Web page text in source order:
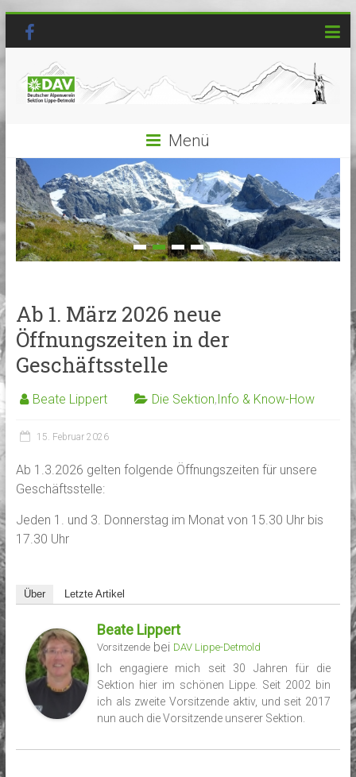
Menü
Ab 1. März 2026 neue
Öffnungszeiten in der
Geschäftsstelle
Beate Lippert Die Sektion,Info & Know-How
15. Februar 2026
Ab 1.3.2026 gelten folgende Öffnungszeiten für unsere
Geschäftsstelle:
Jeden 1. und 3. Donnerstag im Monat von 15.30 Uhr bis
17.30 Uhr
Über Letzte Artikel
Beate Lippert
Vorsitzendebei DAV Lippe-Detmold
Ich engagiere mich seit 30 Jahren für die
Sektion hier im schönen Lippe. Seit 2002 bin
ich als zweite Vorsitzende aktiv, und seit 2017
nun auch die Vorsitzende unserer Sektion.